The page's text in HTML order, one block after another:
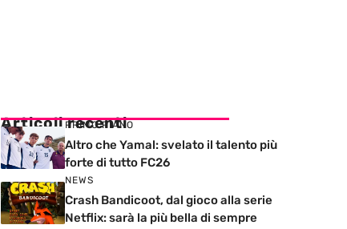
Articoli recenti
PRIMO PIANO
Altro che Yamal: svelato il talento più
forte di tutto FC26
NEWS
Crash Bandicoot, dal gioco alla serie
Netflix: sarà la più bella di sempre